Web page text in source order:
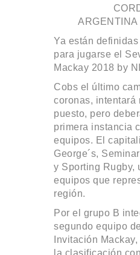
ARGENTINA
Ya están
para jugarse el
Mackay 2018 by
Cobs el último
coronas, intentará
puesto, pero
primera instancia
equipos. El
George´s,
y Sporting Rugby,
equipos que
región.
Por el grupo B
segundo equipo
Invitación